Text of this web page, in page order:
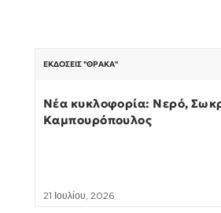
ΕΚΔΌΣΕΙΣ "ΘΡΆΚΑ"
Νέα κυκλοφορία: Νερό,
Καμπουρόπουλος
21 Ιουλίου, 2026